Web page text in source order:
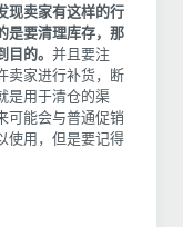
现卖家有这样的行
是要清理库存，那
的。 并且要注
卖家进行补货，断
是用于清仓的渠
可能会与普通促销
使用，但是要记得